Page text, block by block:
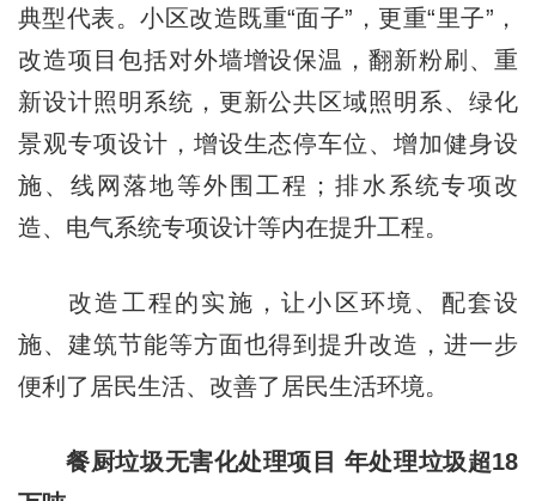
典型代表。小区改造既重“面子”，更重“里子”，
改造项目包括对外墙增设保温，翻新粉刷、重
新设计照明系统，更新公共区域照明系、绿化
景观专项设计，增设生态停车位、增加健身设
施、线网落地等外围工程；排水系统专项改
造、电气系统专项设计等内在提升工程。
改造工程的实施，让小区环境、配套设
施、建筑节能等方面也得到提升改造，进一步
便利了居民生活、改善了居民生活环境。
餐厨垃圾无害化处理项目 年处理垃圾超18